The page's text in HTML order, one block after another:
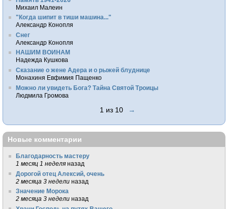
Михаил Малеин
"Когда шипит в тиши машина..."
Александр Конопля
Снег
Александр Конопля
НАШИМ ВОИНАМ
Надежда Кушкова
Сказание о жене Адера и о рыжей блуднице
Монахиня Евфимия Пащенко
Можно ли увидеть Бога? Тайна Святой Троицы
Людмила Громова
1 из 10 →
Новые комментарии
Благодарность мастеру
1 месяц 1 неделя назад
Дорогой отец Алексий, очень
2 месяца 3 недели назад
Значение Морока
2 месяца 3 недели назад